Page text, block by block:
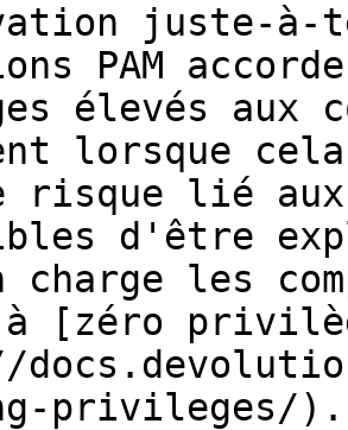
juste-à-
PAM
élevés aux
lorsque
lié aux
d'être
charge les
à [zéro
privileges/).